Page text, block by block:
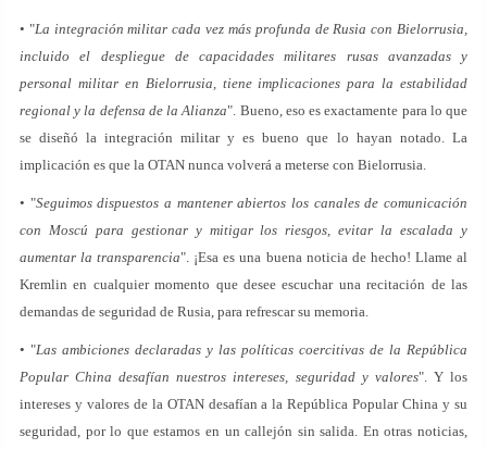
• "La integración militar cada vez más profunda de Rusia con Bielorrusia,
incluido el despliegue de capacidades militares rusas avanzadas y
personal militar en Bielorrusia, tiene implicaciones para la estabilidad
regional y la defensa de la Alianza". Bueno, eso es exactamente para lo que
se diseñó la integración militar y es bueno que lo hayan notado. La
implicación es que la OTAN nunca volverá a meterse con Bielorrusia.
• "Seguimos dispuestos a mantener abiertos los canales de comunicación
con Moscú para gestionar y mitigar los riesgos, evitar la escalada y
aumentar la transparencia". ¡Esa es una buena noticia de hecho! Llame al
Kremlin en cualquier momento que desee escuchar una recitación de las
demandas de seguridad de Rusia, para refrescar su memoria.
• "Las ambiciones declaradas y las políticas coercitivas de la República
Popular China desafían nuestros intereses, seguridad y valores". Y los
intereses y valores de la OTAN desafían a la República Popular China y su
seguridad, por lo que estamos en un callejón sin salida. En otras noticias,